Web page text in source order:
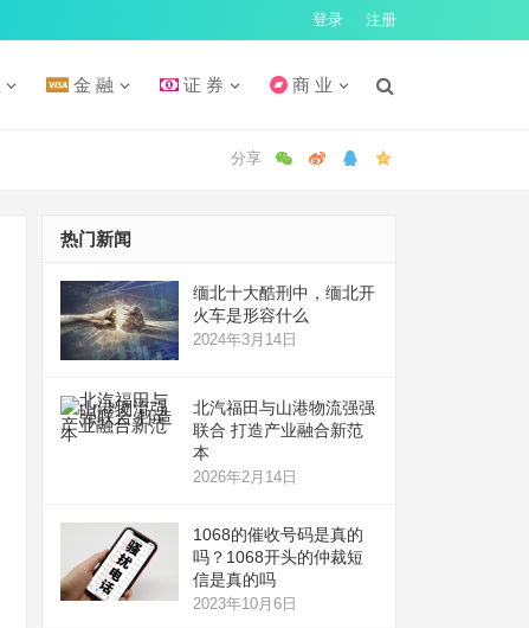
登录 注册
金 融 证 券 商 业
热门新闻
缅北十大酷刑中，缅北开
火车是形容什么
2024年3月14日
北汽福田与山港物流强强
联合 打造产业融合新范
本
2026年2月14日
1068的催收号码是真的
吗？1068开头的仲裁短
信是真的吗
2023年10月6日